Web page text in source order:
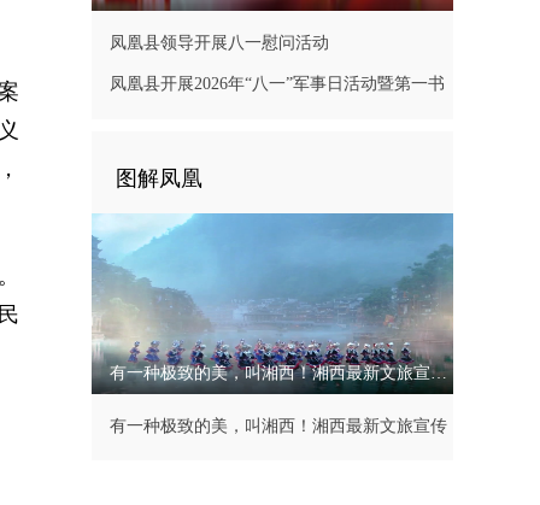
凤凰县领导开展八一慰问活动
凤凰县开展2026年“八一”军事日活动暨第一书
图解凤凰
有一种极致的美，叫湘西！湘西最新文旅宣传片
有一种极致的美，叫湘西！湘西最新文旅宣传